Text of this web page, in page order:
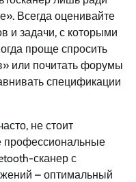
Всегда оценивайте
и задачи, с которыми
проще спросить
или почитать форумы
спецификации
не стоит
профессиональные
сканер с
– оптимальный